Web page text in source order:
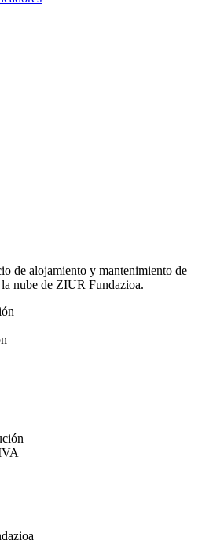
de alojamiento y mantenimiento de
nube de ZIUR Fundazioa.